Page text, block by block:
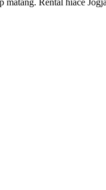
Rental hiace